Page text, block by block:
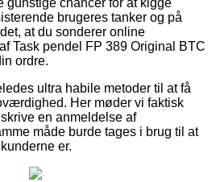
brugeres tanker og på
at du sonderer online
Task pendel FP 389 Original BTC
ordre.
ultra habile metoder til at få
Her møder vi faktisk
en anmeldelse af
måde burde tages i brug til at
er.